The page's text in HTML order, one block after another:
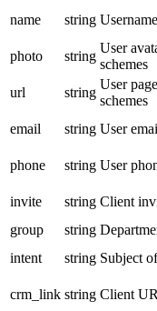
name string Username
photo
string
User
schemes
url
string
User
schemes
email
string User
phone
string User
invite
string Client
group
string
intent
string Subject
crm_link string Client